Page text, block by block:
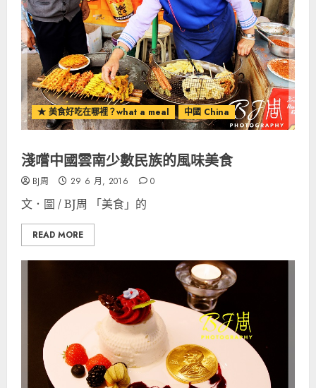
★ 美食好吃在哪裡？what a meal 中國 China
淺嚐中國雲南少數民族的風味美食
BJ周 29 6 月, 2016 0
文．圖 / BJ周 「美食」的
READ MORE